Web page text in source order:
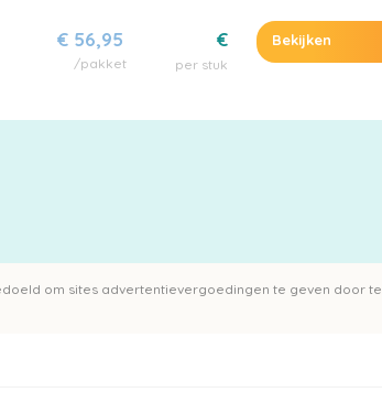
€ 56,95
/pakket
€
per stuk
Bekijken
om sites advertentievergoedingen te geven door te